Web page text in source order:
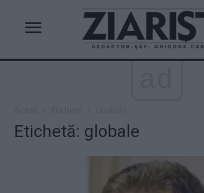
Etichetă: globale